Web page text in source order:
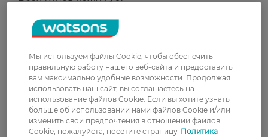
Страна-производитель:
Рейтинг и отзывы
0
З 0 відгуків
0 відгуків
Мы используем файлы Cookie, чтобы обеспечить
правильную работу нашего веб-сайта и предоставить
вам максимально удобные возможности. Продолжая
использовать наш сайт, вы соглашаетесь на
использование файлов Cookie. Если вы хотите узнать
больше об использовании нами файлов Cookie и/или
изменить свои предпочтения в отношении файлов
Cookie, пожалуйста, посетите страницу Политика